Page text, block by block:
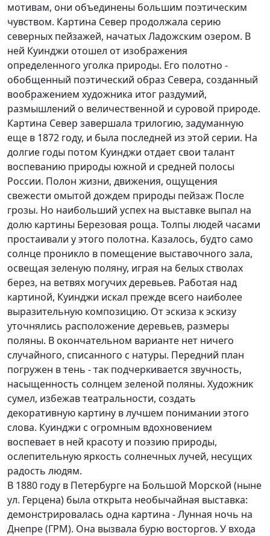
мотивам, они объединены большим поэтическим
чувством. Картина Север продолжала серию
северных пейзажей, начатых Ладожским озером. В
ней Куинджи отошел от изображения
определенного уголка природы. Его полотно -
обобщенный поэтический образ Севера, созданный
воображением художника итог раздумий,
размышлений о величественной и суровой природе.
Картина Север завершала трилогию, задуманную
еще в 1872 году, и была последней из этой серии. На
долгие годы потом Куинджи отдает свои талант
воспеванию природы южной и средней полосы
России. Полон жизни, движения, ощущения
свежести омытой дождем природы пейзаж После
грозы. Но наибольший успех на выставке выпал на
долю картины Березовая роща. Толпы людей часами
простаивали у этого полотна. Казалось, будто само
солнце проникло в помещение выставочного зала,
освещая зеленую поляну, играя на белых стволах
берез, на ветвях могучих деревьев. Работая над
картиной, Куинджи искал прежде всего наиболее
выразительную композицию. От эскиза к эскизу
уточнялись расположение деревьев, размеры
поляны. В окончательном варианте нет ничего
случайного, списанного с натуры. Передний план
погружен в тень - так подчеркивается звучность,
насыщенность солнцем зеленой поляны. Художник
сумел, избежав театральности, создать
декоративную картину в лучшем понимании этого
слова. Куинджи с огромным вдохновением
воспевает в ней красоту и поэзию природы,
ослепительную яркость солнечных лучей, несущих
радость людям.
В 1880 году в Петербурге на Большой Морской (ныне
ул. Герцена) была открыта необычайная выставка:
демонстрировалась одна картина - Лунная ночь на
Днепре (ГРМ). Она вызвала бурю восторгов. У входа